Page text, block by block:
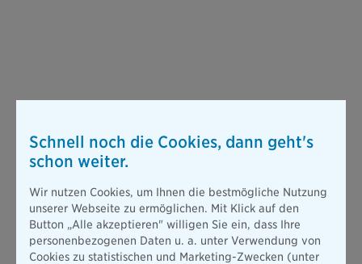
Schnell noch die Cookies, dann geht's
schon weiter.
Wir nutzen Cookies, um Ihnen die bestmögliche Nutzung
unserer Webseite zu ermöglichen. Mit Klick auf den
Button „Alle akzeptieren" willigen Sie ein, dass Ihre
personenbezogenen Daten u. a. unter Verwendung von
Cookies zu statistischen und Marketing-Zwecken (unter